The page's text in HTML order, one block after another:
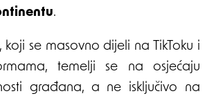
.
koji se masovno dijeli na TikToku i
temelji se na osjećaju
građana, a ne isključivo na